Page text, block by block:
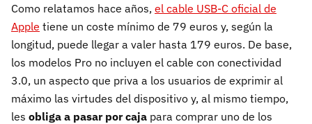
Como relatamos hace años, el cable USB-C oficial de
Apple tiene un coste mínimo de 79 euros y, según la
longitud, puede llegar a valer hasta 179 euros. De base,
los modelos Pro no incluyen el cable con conectividad
3.0, un aspecto que priva a los usuarios de exprimir al
máximo las virtudes del dispositivo y, al mismo tiempo,
les obliga a pasar por caja para comprar uno de los